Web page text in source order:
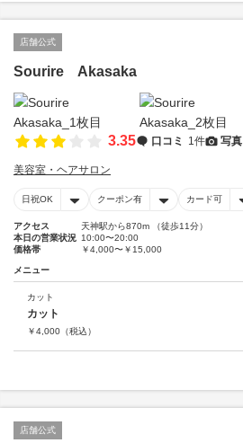
店舗公式
Sourire Akasaka
3.35 口コミ 1件 写真
美容室・ヘアサロン
日祝OK クーポン有 カード可
アクセス
天神駅から870m （徒歩11分）
本日の営業状況 10:00〜20:00
価格帯
￥4,000〜￥15,000
メニュー
カット
カット
￥4,000 （税込）
店舗公式